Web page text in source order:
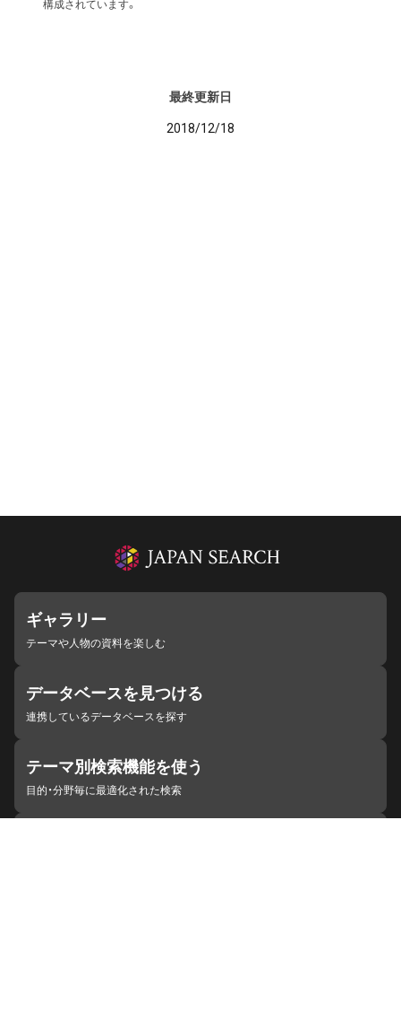
構成されています。
最終更新日
2018/12/18
ギャラリー
テーマや人物の資料を楽しむ
データベースを見つける
連携しているデータベースを探す
テーマ別検索機能を使う
目的・分野毎に最適化された検索